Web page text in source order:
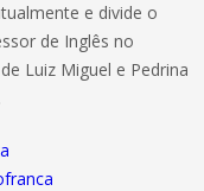
e divide o
de Inglês no
Luiz Miguel e Pedrina